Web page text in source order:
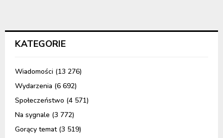
KATEGORIE
Wiadomości (13 276)
Wydarzenia (6 692)
Społeczeństwo (4 571)
Na sygnale (3 772)
Gorący temat(3 519)